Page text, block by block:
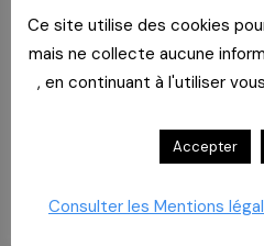
Formation aux
29 juillet 2026
Archives
Ce site utilise des cookies
mais ne collecte aucune
, en continuant à l'utiliser
Accepter
Consulter les Mentions